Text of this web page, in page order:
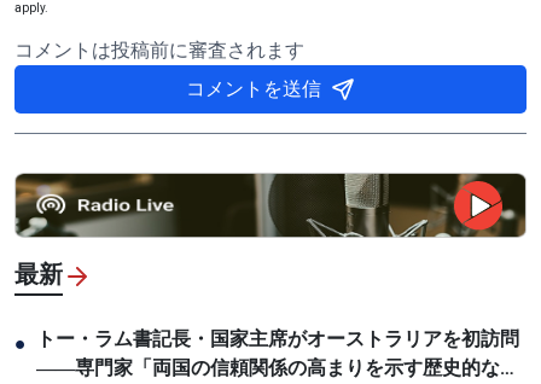
apply.
コメントは投稿前に審査されます
コメントを送信
最新
●
トー・ラム書記長・国家主席がオーストラリアを初訪問
――専門家「両国の信頼関係の高まりを示す歴史的な節